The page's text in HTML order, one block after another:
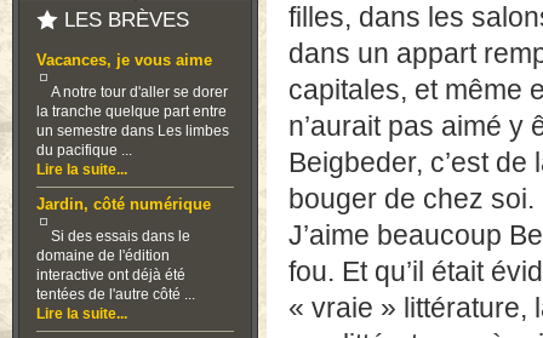
LES BRÈVES
Vacances, je vous aime
A notre tour d'aller se dorer
la tranche quelque part entre
un semestre dans Les limbes
du pacifique ...
Lire la suite...
Jardin, côté numérique
Si des essais dans le
domaine de l'édition
interactive ont déjà été
tentées de l'autre côté ...
Lire la suite...
filles, dans les
dans un appart
capitales, et même
n’aurait pas aimé y
Beigbeder, c’est
bouger de chez soi.
J’aime beaucoup
fou. Et qu’il était
« vraie » littérature,